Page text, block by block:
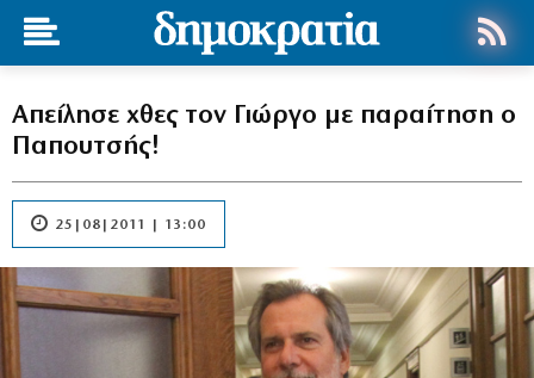
Απείλησε χθες τον Γιώργο με παραίτηση ο
Παπουτσής!
25|08|2011 | 13:00